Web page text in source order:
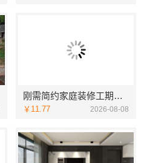
刚需简约家庭装修工期提速，海南万赢饰家新型建筑材料有限公司快速入住
￥11.77 2026-08-08